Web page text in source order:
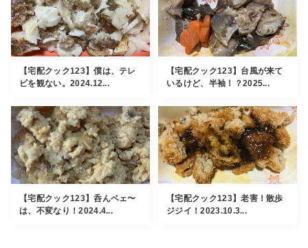
【宅配クック123】僕は、テレ
ビを観ない。2024.12...
【宅配クック123】台風が来て
いるけど、半袖！？2025...
【宅配クック123】呑んベェ〜
は、不変なり！2024.4...
【宅配クック123】老害！散歩
ジジイ！2023.10.3...